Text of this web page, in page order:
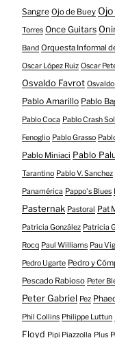
Sangre Ojo de Buey
Torres Once Guitars
Band Orquesta Informal
Oscar López Ruiz Oscar
Osvaldo Favrot
Pablo Amarillo Pablo
Pablo Coca Pablo Crash
Fenoglio Pablo Grasso
Pablo Miniaci Pablo
Tarantino Pablo V. Sanchez
Panamérica Pappo's Blues
Pasternak Pastoral Pat
Patricia González Patricia
Rocq Paul Williams Pau
Pedro Ugarte Pedro y
Pescado Rabioso Peter
Peter Gabriel Pez
Phil Collins Philippe Luttun
Floyd Pipi Piazzolla Plus